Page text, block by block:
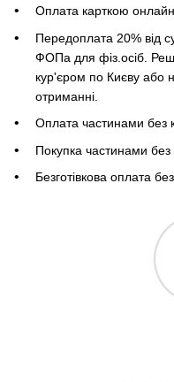
Оплата карткою
Передоплата 20% від
ФОПа для фіз.осіб.
кур'єром по Києву або
отриманні.
Оплата частинами без
Покупка частинами без
Безготівкова оплата